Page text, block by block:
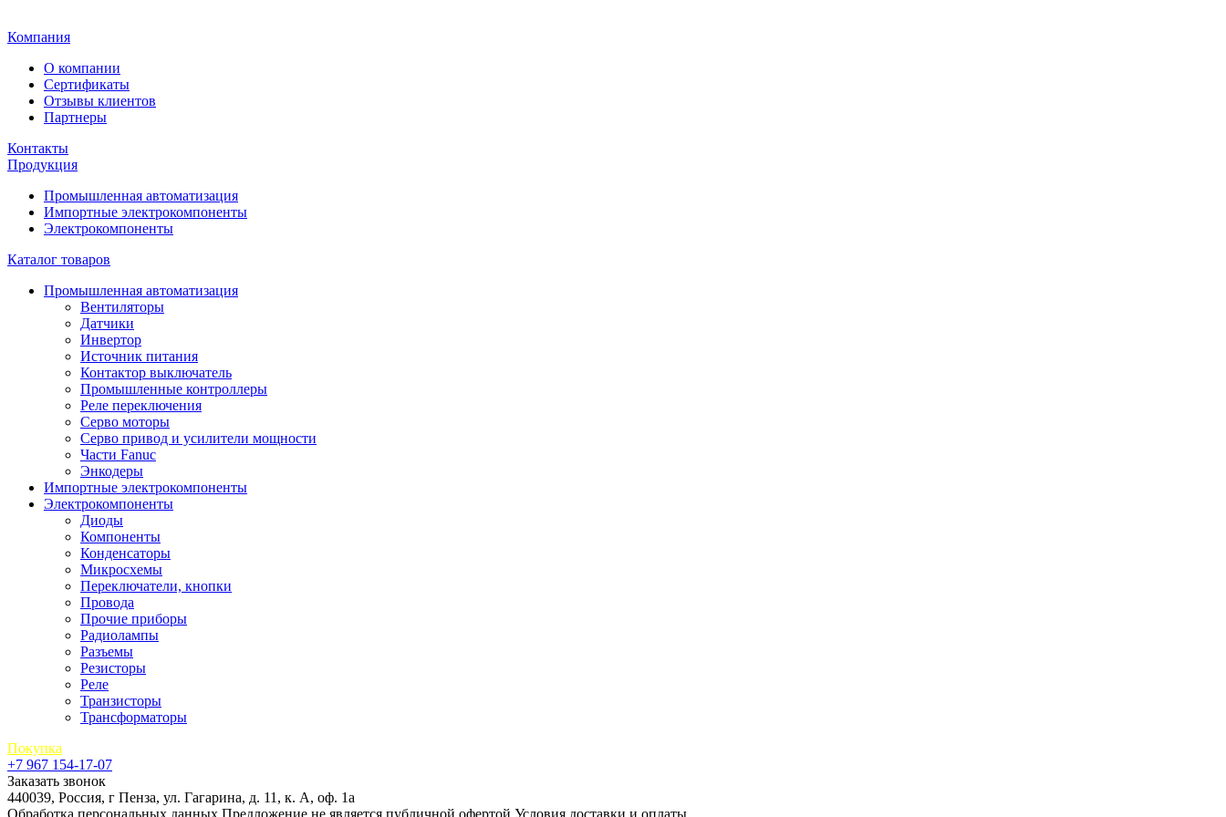
Компания
О компании
Сертификаты
Отзывы клиентов
Партнеры
Контакты
Продукция
Промышленная автоматизация
Импортные электрокомпоненты
Электрокомпоненты
Каталог товаров
Промышленная автоматизация
Вентиляторы
Датчики
Инвертор
Источник питания
Контактор выключатель
Промышленные контроллеры
Реле переключения
Серво моторы
Серво привод и усилители мощности
Части Fanuc
Энкодеры
Импортные электрокомпоненты
Электрокомпоненты
Диоды
Компоненты
Конденсаторы
Микросхемы
Переключатели, кнопки
Провода
Прочие приборы
Радиолампы
Разъемы
Резисторы
Реле
Транзисторы
Трансформаторы
Покупка
+7 967 154-17-07
Заказать звонок
440039, Россия, г Пенза, ул. Гагарина, д. 11, к. А, оф. 1а
Обработка персональных данных Предложение не является публичной офертой Условия доставки и оплаты